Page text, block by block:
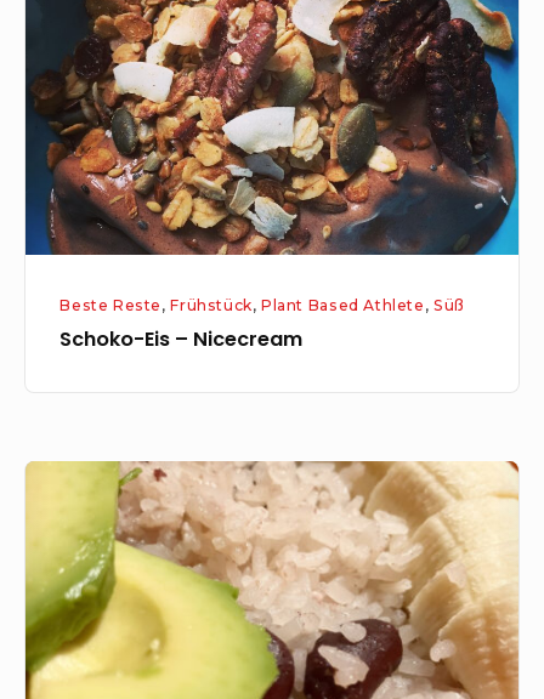
Nicecream
Beste Reste ,Frühstück,Plant Based Athlete , Süß
Schoko-Eis – Nicecream
Kokosmilchreis
Kidneybohnen